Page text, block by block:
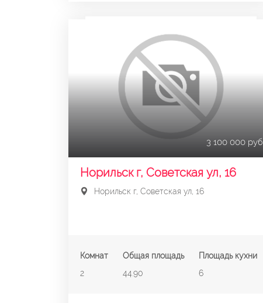
3 100 000 руб.
Норильск г, Советская ул, 16
Норильск г, Советская ул, 16
Комнат
2
Общая площадь
44.90
Площадь кухни
6